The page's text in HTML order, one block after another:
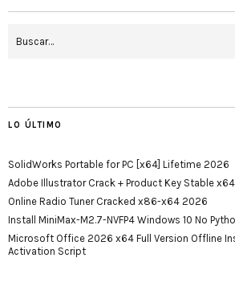
LO ÚLTIMO
SolidWorks Portable for PC [x64] Lifetime 2026
Adobe Illustrator Crack + Product Key Stable
Online Radio Tuner Cracked x86-x64 2026
Install MiniMax-M2.7-NVFP4 Windows 10 No
Microsoft Office 2026 x64 Full Version Offline
Activation Script